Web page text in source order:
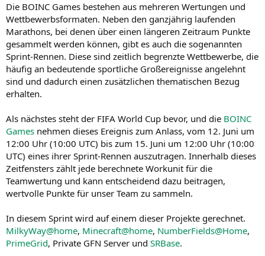
Die BOINC Games bestehen aus mehreren Wertungen und
Wettbewerbsformaten. Neben den ganzjährig laufenden
Marathons, bei denen über einen längeren Zeitraum Punkte
gesammelt werden können, gibt es auch die sogenannten
Sprint-Rennen. Diese sind zeitlich begrenzte Wettbewerbe, die
häufig an bedeutende sportliche Großereignisse angelehnt
sind und dadurch einen zusätzlichen thematischen Bezug
erhalten.
Als nächstes steht der FIFA World Cup bevor, und die BOINC
Games nehmen dieses Ereignis zum Anlass, vom 12. Juni um
12:00 Uhr (10:00 UTC) bis zum 15. Juni um 12:00 Uhr (10:00
UTC) eines ihrer Sprint-Rennen auszutragen. Innerhalb dieses
Zeitfensters zählt jede berechnete Workunit für die
Teamwertung und kann entscheidend dazu beitragen,
wertvolle Punkte für unser Team zu sammeln.
In diesem Sprint wird auf einem dieser Projekte gerechnet.
MilkyWay@home, Minecraft@home, NumberFields@Home,
PrimeGrid, Private GFN Server und SRBase.